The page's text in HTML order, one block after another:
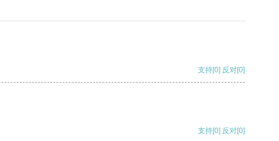
支持[0] 反对[0]
支持[0] 反对[0]